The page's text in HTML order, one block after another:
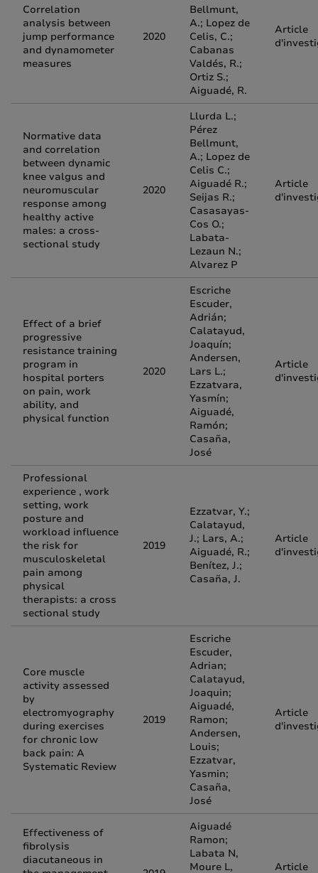
Correlation
analysis between
jump performance
and dynamometer
measures
2020
Bellmunt,
A.; Lopez de
Celis, C.;
Cabanas
Valdés, R.;
Ortiz S.;
Aiguadé, R.
Article
Normative data
and correlation
between dynamic
knee valgus and
neuromuscular
response among
healthy active
males: a cross-
sectional study
2020
Llurda L.;
Pérez
Bellmunt,
A.; Lopez de
Celis C.;
Aiguadé R.;
Seijas R.;
Casasayas-
Cos O.;
Labata-
Lezaun N.;
Alvarez P
Article
Effect of a brief
progressive
resistance training
program in
hospital porters
on pain, work
ability, and
physical function
2020
Escriche
Escuder,
Adrián;
Calatayud,
Joaquín;
Andersen,
Lars L.;
Ezzatvara,
Yasmín;
Aiguadé,
Ramón;
Casaña,
José
Article
Professional
experience , work
setting, work
posture and
workload influence
the risk for
musculoskeletal
pain among
physical
therapists: a cross
sectional study
2019
Ezzatvar, Y.;
Calatayud,
J.; Lars, A.;
Aiguadé, R.;
Benítez, J.;
Casaña, J.
Article
Core muscle
activity assessed
by
electromyography
during exercises
for chronic low
back pain: A
Systematic Review
2019
Escriche
Escuder,
Adrian;
Calatayud,
Joaquin;
Aiguadé,
Ramon;
Andersen,
Louis;
Ezzatvar,
Yasmin;
Casaña,
José
Article
Effectiveness of
fibrolysis
diacutaneous in
Aiguadé
Ramon;
Labata N,
Moure L,
Article